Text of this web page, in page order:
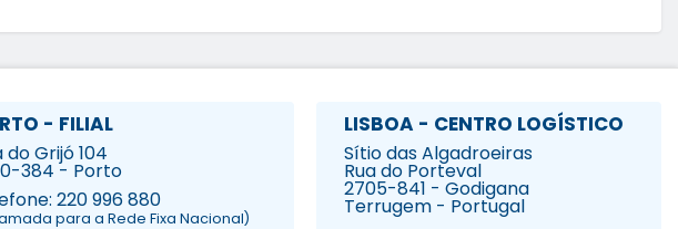
- FILIAL
do Grijó 104
384 - Porto
220 996 880
para a Rede Fixa Nacional)
LISBOA - CENTRO LOGÍSTICO
Sítio das Algadroeiras
Rua do Porteval
2705-841 - Godigana
Terrugem - Portugal